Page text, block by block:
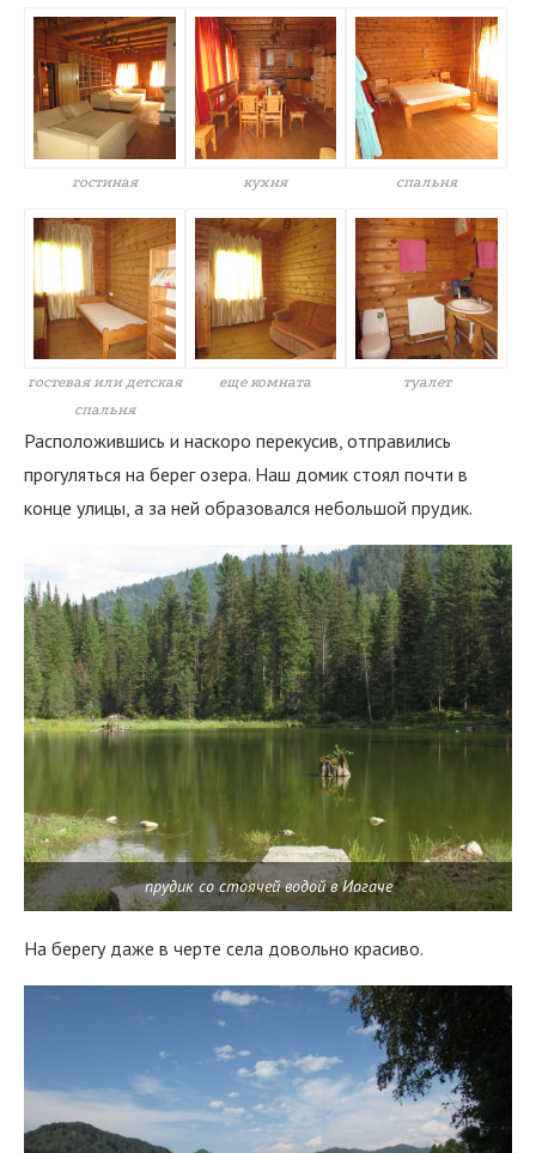
гостиная кухня спальня
гостевая или детская
спальня
еще комната туалет
Расположившись и наскоро перекусив, отправились
прогуляться на берег озера. Наш домик стоял почти в
конце улицы, а за ней образовался небольшой прудик.
прудик со стоячей водой в Иогаче
На берегу даже в черте села довольно красиво.